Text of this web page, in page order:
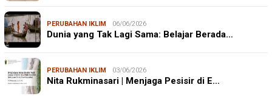
PERUBAHAN IKLIM 06/06/2026
Dunia yang Tak Lagi Sama: Belajar Berada…
PERUBAHAN IKLIM 03/06/2026
Nita Rukminasari | Menjaga Pesisir di E…